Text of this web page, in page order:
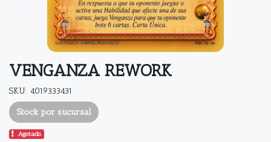
VENGANZA REWORK
SKU: 4019333431
Stock por sucursal
Agotado.